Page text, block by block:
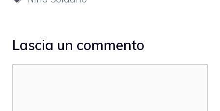
Lascia un commento